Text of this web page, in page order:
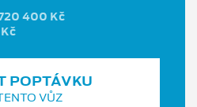
400 Kč
POPTÁVKU
VŮZ